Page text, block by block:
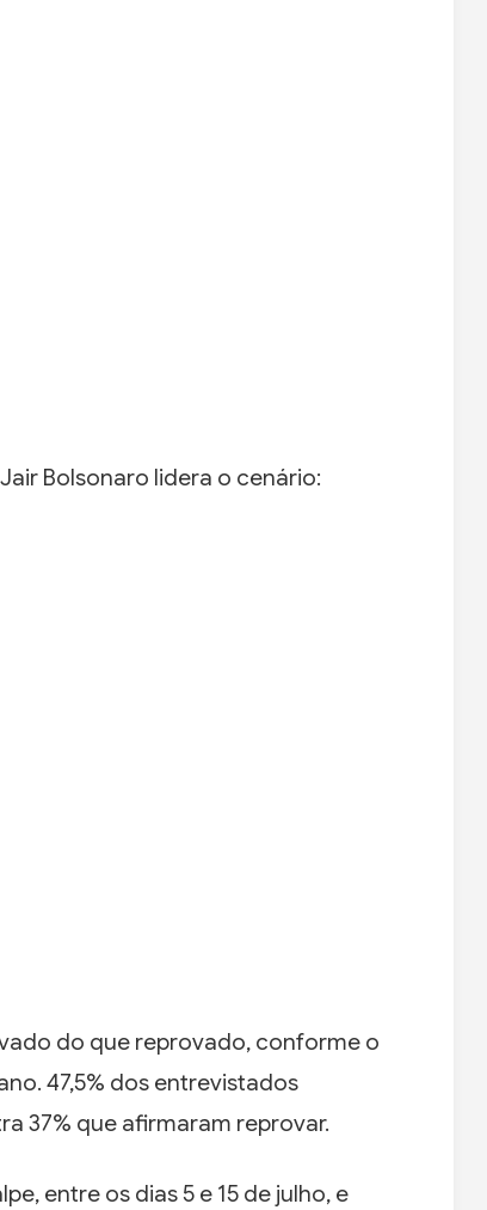
Bolsonaro lidera o cenário:
do que reprovado, conforme o
47,5% dos entrevistados
37% que afirmaram reprovar.
entre os dias 5 e 15 de julho, e